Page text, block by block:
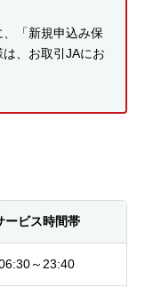
「新規申込み保
、お取引JAにお
ービス時間帯
～23:40